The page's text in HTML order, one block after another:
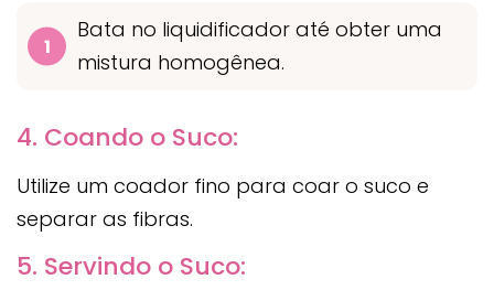
Bata no liquidificador até obter uma
mistura homogênea.
4. Coando o Suco:
Utilize um coador fino para coar o suco e
separar as fibras.
5. Servindo o Suco: